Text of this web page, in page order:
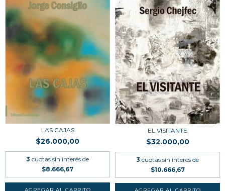
LAS CAJAS
$26.000,00
3 cuotas sin interés de
$8.666,67
EL VISITANTE
$32.000,00
3 cuotas sin interés de
$10.666,67